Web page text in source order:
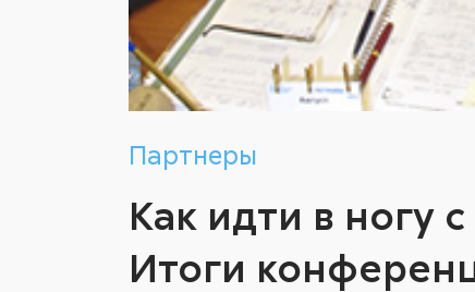
Партнеры
Как идти в ногу
Итоги